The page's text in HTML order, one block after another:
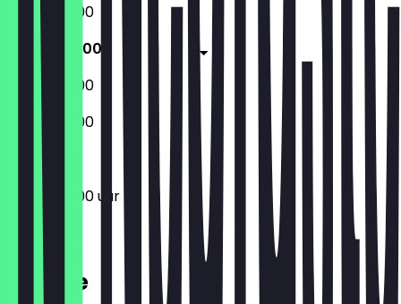
09:00 - 18:00
09:00 - 18:00
09:00 - 18:00
09:00 - 18:00
09:00 - 18:00 uur
Locatie